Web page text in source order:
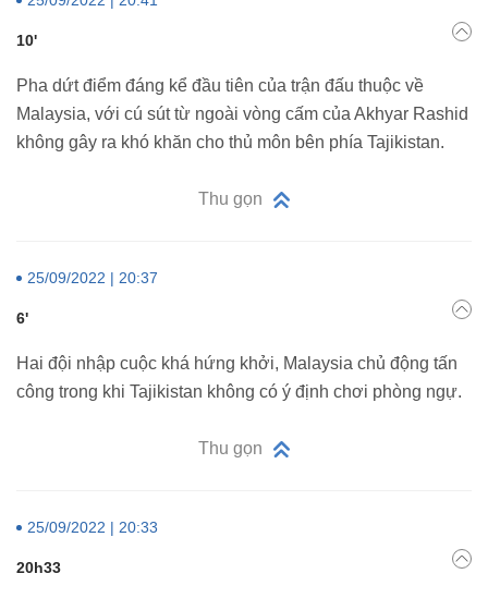
10'
Pha dứt điểm đáng kể đầu tiên của trận đấu thuộc về
Malaysia, với cú sút từ ngoài vòng cấm của Akhyar Rashid
không gây ra khó khăn cho thủ môn bên phía Tajikistan.
Thu gọn
25/09/2022 | 20:37
6'
Hai đội nhập cuộc khá hứng khởi, Malaysia chủ động tấn
công trong khi Tajikistan không có ý định chơi phòng ngự.
Thu gọn
25/09/2022 | 20:33
20h33